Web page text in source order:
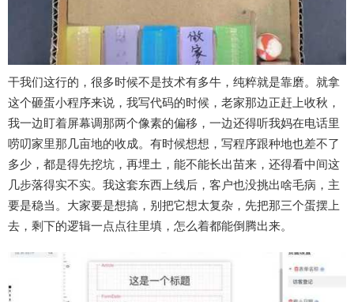
干我们这行的，很多时候不是技术有多牛，纯粹就是靠磨。就拿
这个砸蛋小程序来说，我写代码的时候，老家那边正赶上收秋，
我一边盯着屏幕调那两个像素的偏移，一边还得听我妈在电话里
唠叨家里那几亩地的收成。有时候想想，写程序跟种地也差不了
多少，都是得先挖坑，再埋土，能不能长出苗来，还得看中间这
几步落得实不实。我这套东西上线后，客户也没挑出啥毛病，主
要是稳当。大家要是想搞，别把它想太复杂，先把那三个蛋摆上
去，剩下的逻辑一点点往里填，怎么着都能倒腾出来。